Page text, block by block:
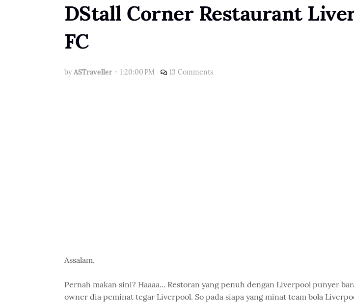
DStall Corner Restaurant
FC
by ASTraveller - 1:20:00 PM 13 Comments
Assalam,
Pernah makan sini? Haaaa... Restoran yang penuh dengan Liverpool punyer
owner dia peminat tegar Liverpool. So pada siapa yang minat team bola